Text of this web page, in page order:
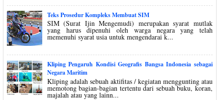
Teks Prosedur Kompleks Membuat SIM
SIM (Surat Ijin Mengemudi) merupakan syarat mutlak
yang harus dipenuhi oleh warga negara yang telah
memenuhi syarat usia untuk mengendarai k...
Kliping Pengaruh Kondisi Geografis Bangsa Indonesia sebagai
Negara Maritim
Kliping adalah sebuah aktifitas / kegiatan menggunting atau
memotong bagian-bagian tertentu dari sebuah buku, koran,
majalah atau yang lainn...